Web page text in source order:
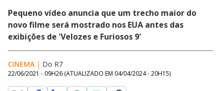
Pequeno vídeo anuncia que um trecho maior do
novo filme será mostrado nos EUA antes das
exibições de 'Velozes e Furiosos 9'
CINEMA | Do R7
22/06/2021 - 09H26 (ATUALIZADO EM 04/04/2024 - 20H15)